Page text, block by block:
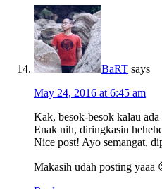
BaRT says
May 24, 2016 at 6:45 am
Kak, besok-besok kalau
Enak nih, diringkasin
Nice post! Ayo semangat,
Makasih udah posting yaaa